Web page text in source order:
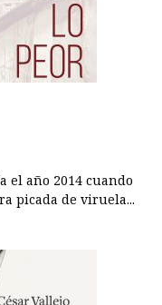
el año 2014 cuando
picada de viruela...